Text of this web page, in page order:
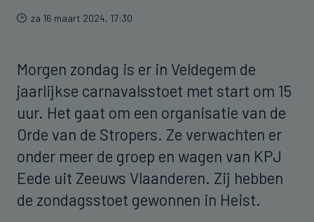
za 16 maart 2024, 17:30
Morgen zondag is er in Veldegem de
jaarlijkse carnavalsstoet met start om 15
uur. Het gaat om een organisatie van de
Orde van de Stropers. Ze verwachten er
onder meer de groep en wagen van KPJ
Eede uit Zeeuws Vlaanderen. Zij hebben
de zondagsstoet gewonnen in Heist.